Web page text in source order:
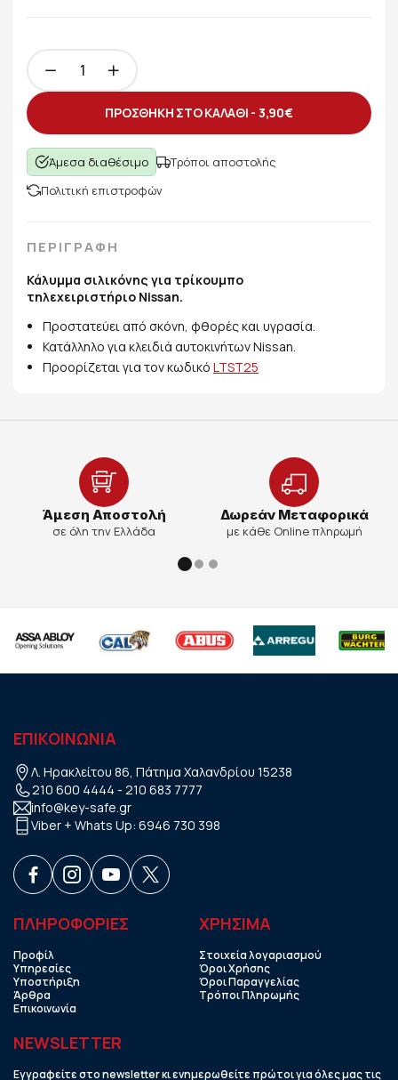
ΠΡΟΣΘΗΚΗ ΣΤΟ ΚΑΛΑΘΙ - 3,90€
Άμεσα διαθέσιμο
Τρόποι αποστολής
Πολιτική επιστροφών
ΠΕΡΙΓΡΑΦΗ
Κάλυμμα σιλικόνης για τρίκουμπο
τηλεχειριστήριο Nissan.
Προστατεύει από σκόνη, φθορές και υγρασία.
Κατάλληλο για κλειδιά αυτοκινήτων Nissan.
Προορίζεται για τον κωδικό LTST25
Άμεση Αποστολή
σε όλη την Ελλάδα
Δωρεάν Μεταφορικά
με κάθε Online πληρωμή
ΕΠΙΚΟΙΝΩΝΙΑ
Λ. Ηρακλείτου 86, Πάτημα Χαλανδρίου 15238
210 600 4444 - 210 683 7777
info@key-safe.gr
Viber + Whats Up: 6946 730 398
ΠΛΗΡΟΦΟΡΙΕΣ
Προφίλ
Υπηρεσίες
Υποστήριξη
Άρθρα
Επικοινωνία
ΧΡHΣΙΜΑ
Στοιχεία λογαριασμού
Όροι Χρήσης
Όροι Παραγγελίας
Τρόποι Πληρωμής
NEWSLETTER
Εγγραφείτε στο newsletter κι ενημερωθείτε πρώτοι για όλες μας τις